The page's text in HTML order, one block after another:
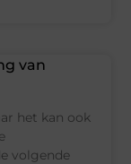
van
het kan ook
volgende